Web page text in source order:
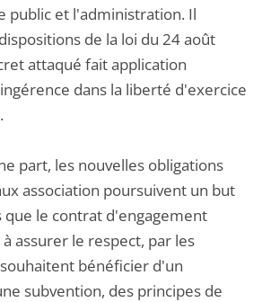
public et l'administration. Il
de la loi du 24 août
attaqué fait application
dans la liberté d'exercice
part, les nouvelles obligations
association poursuivent un but
que le contrat d'engagement
assurer le respect, par les
bénéficier d'un
subvention, des principes de